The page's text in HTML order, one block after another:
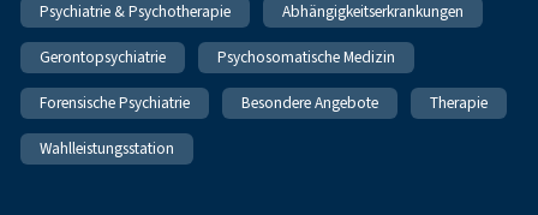
Psychiatrie & Psychotherapie Abhängigkeitserkrankungen
Gerontopsychiatrie Psychosomatische Medizin
Forensische Psychiatrie Besondere Angebote Therapie
Wahlleistungsstation